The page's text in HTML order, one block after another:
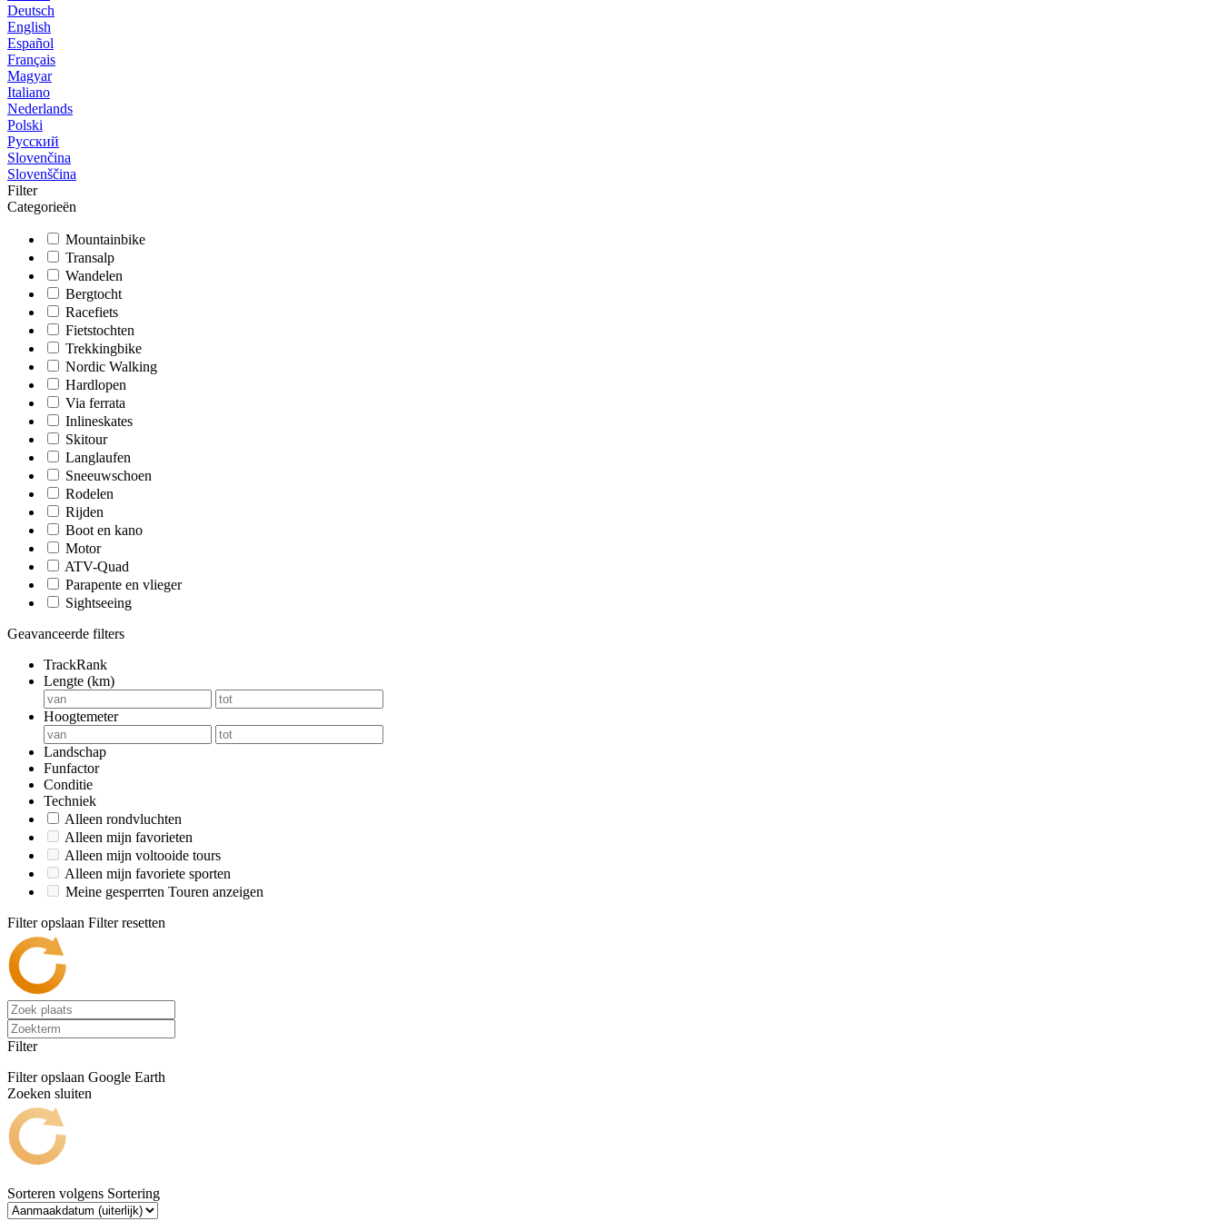
Deutsch
English
Español
Français
Magyar
Italiano
Nederlands
Polski
Русский
Slovenčina
Slovenščina
Filter
Categorieën
Mountainbike
Transalp
Wandelen
Bergtocht
Racefiets
Fietstochten
Trekkingbike
Nordic Walking
Hardlopen
Via ferrata
Inlineskates
Skitour
Langlaufen
Sneeuwschoen
Rodelen
Rijden
Boot en kano
Motor
ATV-Quad
Parapente en vlieger
Sightseeing
Geavanceerde filters
TrackRank
Lengte (km)
Hoogtemeter
Landschap
Funfactor
Conditie
Techniek
Alleen rondvluchten
Alleen mijn favorieten
Alleen mijn voltooide tours
Alleen mijn favoriete sporten
Meine gesperrten Touren anzeigen
Filter opslaan Filter resetten
Filter
Filter opslaan Google Earth
Zoeken sluiten
Sorteren volgens Sortering